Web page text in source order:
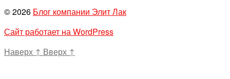
© 2026 Блог компании Элит Лак
Сайт работает на WordPress
Наверх ↑ Вверх ↑